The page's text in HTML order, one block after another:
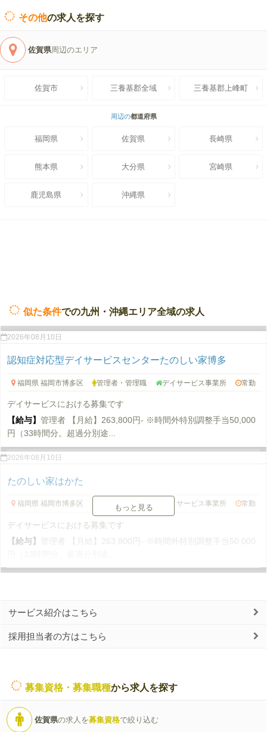
その他の求人を探す
佐賀県周辺のエリア
佐賀市 三養基郡全域 三養基郡上峰町
周辺の都道府県
福岡県 佐賀県 長崎県
熊本県 大分県 宮崎県
鹿児島県 沖縄県
似た条件での九州・沖縄エリア全域の求人
2026年08月10日
認知症対応型デイサービスセンターたのしい家博多
福岡県 福岡市博多区 管理者・管理職 デイサービス事業所 常勤
デイサービスにおける募集です
【給与】 管理者 【月給】263,800円- ※時間外特別調整手当50,000
円（33時間分。超過分別途...
2026年08月10日
たのしい家はかた
福岡県 福岡市博多区 管理者・管理職 デイサービス事業所 常勤
デイサービスにおける募集です
【給与】 管理者 【月給】263,800円- ※時間外特別調整手当50,000
もっと見る
サービス紹介はこちら
採用担当者の方はこちら
募集資格・募集職種から求人を探す
佐賀県の求人を募集資格で絞り込む